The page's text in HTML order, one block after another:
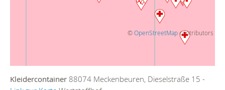
©OpenStreetMapcontributors
Kleidercontainer 88074 Meckenbeuren, Dieselstraße 15 -